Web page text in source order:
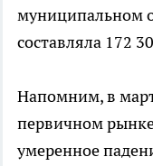
муниципальном
составляла 172
Напомним, в
первичном
умеренное